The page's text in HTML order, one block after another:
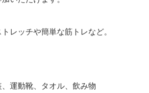
レッチや簡単な筋トレなど。
運動靴、タオル、飲み物